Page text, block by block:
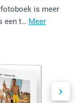
is meer
een t… Meer